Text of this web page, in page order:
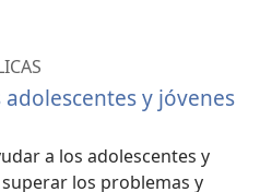
y jóvenes
a los adolescentes y
los problemas y